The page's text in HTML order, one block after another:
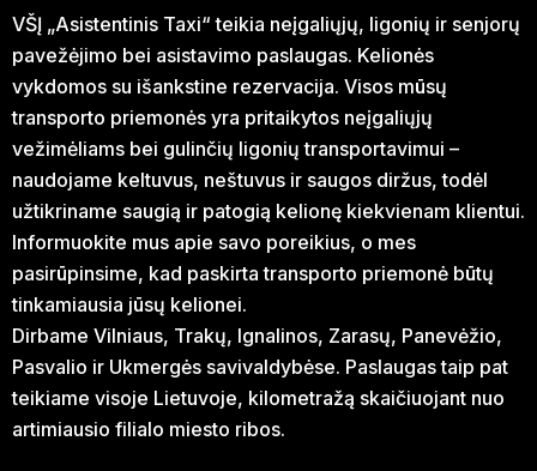
VŠĮ „Asistentinis Taxi“ teikia neįgaliųjų, ligonių ir senjorų
pavežėjimo bei asistavimo paslaugas. Kelionės
vykdomos su išankstine rezervacija. Visos mūsų
transporto priemonės yra pritaikytos neįgaliųjų
vežimėliams bei gulinčių ligonių transportavimui –
naudojame keltuvus, neštuvus ir saugos diržus, todėl
užtikriname saugią ir patogią kelionę kiekvienam klientui.
Informuokite mus apie savo poreikius, o mes
pasirūpinsime, kad paskirta transporto priemonė būtų
tinkamiausia jūsų kelionei.
Dirbame Vilniaus, Trakų, Ignalinos, Zarasų, Panevėžio,
Pasvalio ir Ukmergės savivaldybėse. Paslaugas taip pat
teikiame visoje Lietuvoje, kilometražą skaičiuojant nuo
artimiausio filialo miesto ribos.